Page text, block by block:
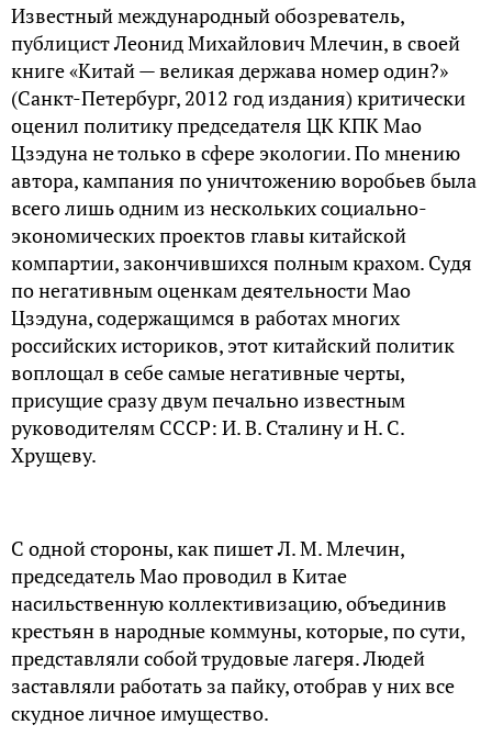
Известный международный обозреватель,
публицист Леонид Михайлович Млечин, в своей
книге «Китай — великая держава номер один?»
(Санкт-Петербург, 2012 год издания) критически
оценил политику председателя ЦК КПК Мао
Цзэдуна не только в сфере экологии. По мнению
автора, кампания по уничтожению воробьев была
всего лишь одним из нескольких социально-
экономических проектов главы китайской
компартии, закончившихся полным крахом. Судя
по негативным оценкам деятельности Мао
Цзэдуна, содержащимся в работах многих
российских историков, этот китайский политик
воплощал в себе самые негативные черты,
присущие сразу двум печально известным
руководителям СССР: И. В. Сталину и Н. С.
Хрущеву.
С одной стороны, как пишет Л. М. Млечин,
председатель Мао проводил в Китае
насильственную коллективизацию, объединив
крестьян в народные коммуны, которые, по сути,
представляли собой трудовые лагеря. Людей
заставляли работать за пайку, отобрав у них все
скудное личное имущество.